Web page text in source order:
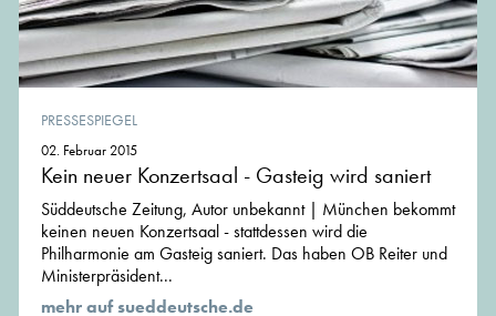
PRESSESPIEGEL
02. Februar 2015
Kein neuer Konzertsaal - Gasteig wird saniert
Süddeutsche Zeitung, Autor unbekannt | München bekommt
keinen neuen Konzertsaal - stattdessen wird die
Philharmonie am Gasteig saniert. Das haben OB Reiter und
Ministerpräsident...
mehr auf sueddeutsche.de